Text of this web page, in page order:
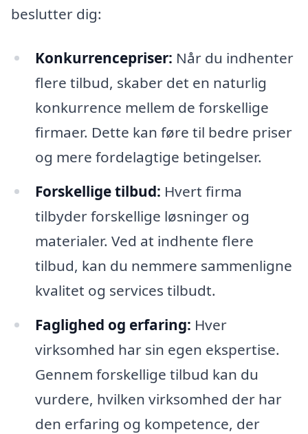
beslutter dig:
Konkurrencepriser: Når du indhenter
flere tilbud, skaber det en naturlig
konkurrence mellem de forskellige
firmaer. Dette kan føre til bedre priser
og mere fordelagtige betingelser.
Forskellige tilbud: Hvert firma
tilbyder forskellige løsninger og
materialer. Ved at indhente flere
tilbud, kan du nemmere sammenligne
kvalitet og services tilbudt.
Faglighed og erfaring: Hver
virksomhed har sin egen ekspertise.
Gennem forskellige tilbud kan du
vurdere, hvilken virksomhed der har
den erfaring og kompetence, der